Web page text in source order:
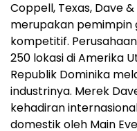
Coppell, Texas, Dave
merupakan pemimpin
kompetitif.
250 lokasi di Amerika
Republik Dominika
industrinya. Merek
kehadiran
domestik oleh Main